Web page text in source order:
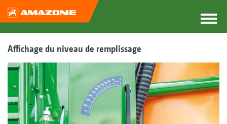
Affichage du niveau de remplissage